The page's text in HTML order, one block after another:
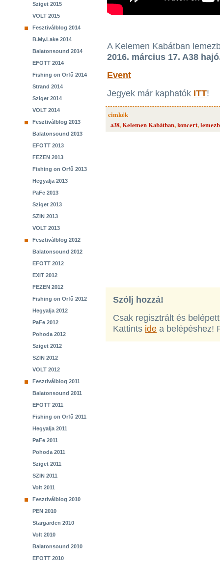
Sziget 2015
VOLT 2015
Fesztiválblog 2014
B.My.Lake 2014
Balatonsound 2014
EFOTT 2014
Fishing on Orfű 2014
Strand 2014
Sziget 2014
VOLT 2014
Fesztiválblog 2013
Balatonsound 2013
EFOTT 2013
FEZEN 2013
Fishing on Orfű 2013
Hegyalja 2013
PaFe 2013
Sziget 2013
SZIN 2013
VOLT 2013
Fesztiválblog 2012
Balatonsound 2012
EFOTT 2012
EXIT 2012
FEZEN 2012
Fishing on Orfű 2012
Hegyalja 2012
PaFe 2012
Pohoda 2012
Sziget 2012
SZIN 2012
VOLT 2012
Fesztiválblog 2011
Balatonsound 2011
EFOTT 2011
Fishing on Orfű 2011
Hegyalja 2011
PaFe 2011
Pohoda 2011
Sziget 2011
SZIN 2011
Volt 2011
Fesztiválblog 2010
PEN 2010
Stargarden 2010
Volt 2010
Balatonsound 2010
EFOTT 2010
A Kelemen Kabátban
2016. március 17. A38
Event
Jegyek már kaphatók ITT!
cimkék
a38,Kelemen Kabátban,koncert,
Szólj hozzá!
Csak regisztrált és
Kattints ide a belépéshez!